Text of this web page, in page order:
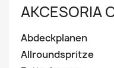
AKCESORIA
Abdeckplanen
Allroundspritze